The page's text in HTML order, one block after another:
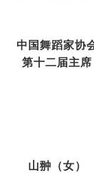
中国舞蹈家协
第十二届主席
山翀（女）